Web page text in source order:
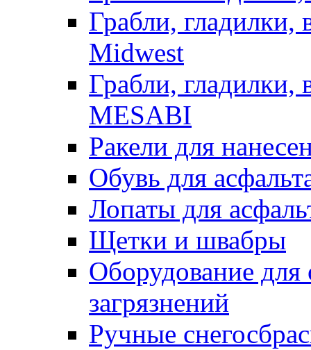
Грабли, гладилки,
Midwest
Грабли, гладилки,
MESABI
Ракели для
Обувь для
Лопаты для
Щетки и швабры
Оборудование для
загрязнений
Ручные